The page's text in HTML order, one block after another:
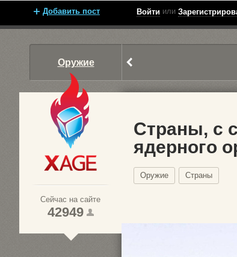
Добавить пост Войти или
Оружие
Сейчас на сайте
42949
Страны, с
ядерного
Оружие Страны